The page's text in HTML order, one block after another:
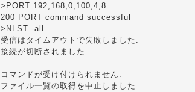
>PORT 192,168,0,100,4,8
200 PORT command successful
>NLST -alL
受信はタイムアウトで失敗しました.
接続が切断されました.
コマンドが受け付けられません.
ファイル一覧の取得を中止しました.